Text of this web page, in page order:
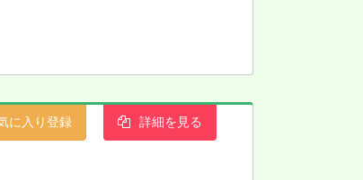
務や研修会を通じて、全スタッフに
に入り登録 詳細を見る